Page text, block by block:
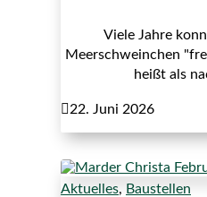
Viele Jahre
Meerschweinchen
heißt als
22. Juni 2026
Aktuelles, Baustellen